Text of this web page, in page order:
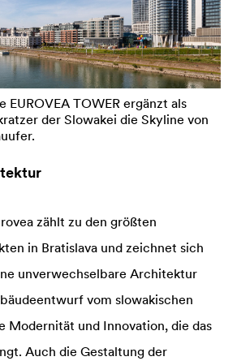
zählt zu den größten
in Bratislava und zeichnet sich
unverwechselbare Architektur
vom slowakischen
Modernität und Innovation, die das
Auch die Gestaltung der
EUROVEA TOWER ergänzt als
der Slowakei die Skyline von